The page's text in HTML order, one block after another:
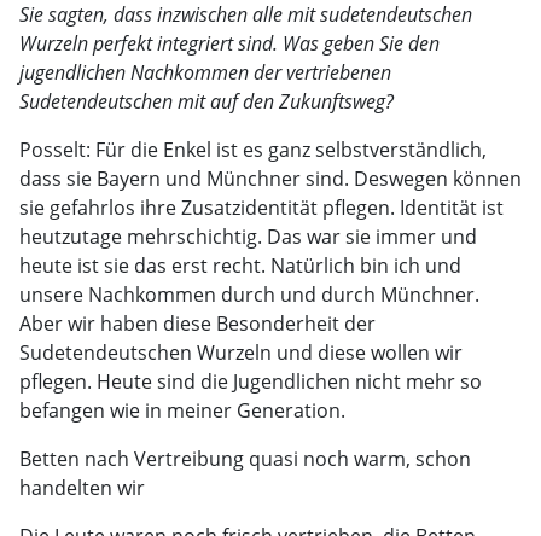
Sie sagten, dass inzwischen alle mit sudetendeutschen
Wurzeln perfekt integriert sind. Was geben Sie den
jugendlichen Nachkommen der vertriebenen
Sudetendeutschen mit auf den Zukunftsweg?
Posselt: Für die Enkel ist es ganz selbstverständlich,
dass sie Bayern und Münchner sind. Deswegen können
sie gefahrlos ihre Zusatzidentität pflegen. Identität ist
heutzutage mehrschichtig. Das war sie immer und
heute ist sie das erst recht. Natürlich bin ich und
unsere Nachkommen durch und durch Münchner.
Aber wir haben diese Besonderheit der
Sudetendeutschen Wurzeln und diese wollen wir
pflegen. Heute sind die Jugendlichen nicht mehr so
befangen wie in meiner Generation.
Betten nach Vertreibung quasi noch warm, schon
handelten wir